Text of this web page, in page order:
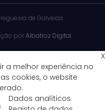
de Galveias
porAlbatroz Digital.
X
a melhor experiência no
cookies, o website
Dados analíticos